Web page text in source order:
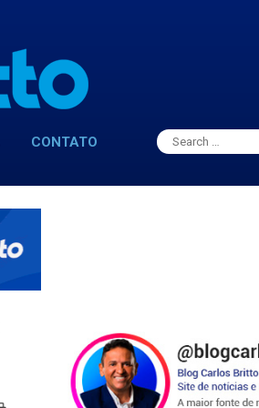
CONTATO
Search
for: